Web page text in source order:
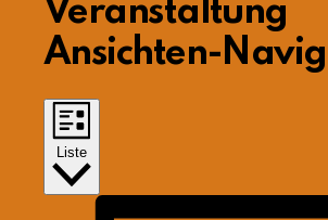
Veranstaltung
Ansichten-
Liste